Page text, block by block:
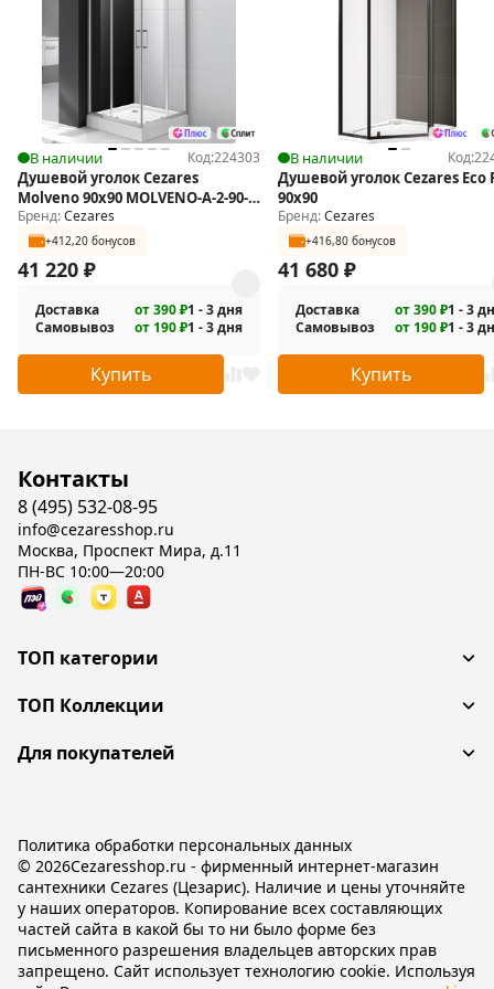
В комплекте поставки:
Душевой уголок.
Крепежные элементы.
Инструкция.
В наличии Код:224303
Душевой уголок Cezares
Molveno 90х90 MOLVENO-A-2-90-
C-Cr-IV
Бренд:Cezares
+412,20 бонусов
41 220 ₽
Доставка от 390 ₽1 - 3 дня
Самовывоз
от 190 ₽1 - 3 дня
Купить
В наличии Код:
Душевой уголок Cezares Eco
90х90
Бренд:Cezares
+416,80 бонусов
41 680 ₽
Доставка от 390 ₽1 - 3
Самовывоз
от 190 ₽1 - 3
Купить
Контакты
8 (495) 532-08-95
info@cezaresshop.ru
Москва, Проспект Мира, д.11
ПН-ВС 10:00—20:00
ТОП категории
ТОП Коллекции
Для покупателей
© 2026Cezaresshop.ru - фирменный интернет-магазин
сантехники Cezares (Цезарис). Наличие и цены уточняйте
у наших операторов. Копирование всех составляющих
частей сайта в какой бы то ни было форме без
письменного разрешения владельцев авторских прав
запрещено. Сайт использует технологию cookie. Используя
Политика обработки персональных данных